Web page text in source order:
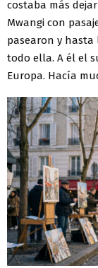
costaba más
Mwangi con
pasearon y hasta
todo ella. A él el
Europa. Hacía